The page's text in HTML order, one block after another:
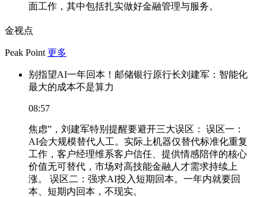
面工作，其中包括扎实做好金融管理与服务。
金视点
Peak Point 更多
别指望AI一年回本！邮储银行原行长刘建军：智能化
最大的成本不是算力
08:57
焦虑”，刘建军特别提醒要避开三大误区： 误区一：
AI会大规模替代人工。实际上机器仅替代标准化重复
工作，客户经理维系客户信任、提供情感陪伴的核心
价值无可替代，市场对高技能金融人才需求持续上
涨。 误区二：强求AI投入短期回本。一年内就要回
本、短期内回本，不现实。